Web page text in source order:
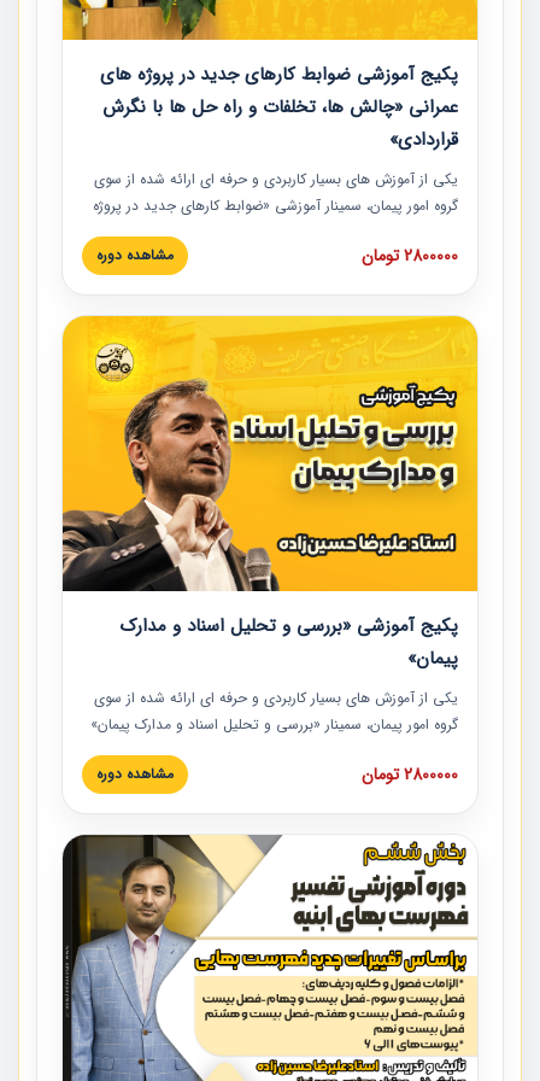
پکیج آموزشی ضوابط کارهای جدید در پروژه های
عمرانی «چالش ها، تخلفات و راه حل ها با نگرش
قراردادی»
یکی از آموزش‏‏‏‏‏‏ های بسیار کاربردی و حرفه‏ ای ارائه شده از سوی
گروه امور پیمان، سمینار آموزشی «ضوابط کارهای جدید در پروژه
های عمرانی» چالش ها، تخلفات و راه حل ها با نگرش قراردادی
است که در محل سندیکای شرکت های ساختمانی کشور ارائه شد.
مدارک پیمان به همراه تجربیات عملی ارائه شده است.
2800000 تومان مشاهده دوره
پکیج آموزشی «بررسی و تحلیل اسناد و مدارک
پیمان»
یکی از آموزش‏‏‏‏‏‏ های بسیار کاربردی و حرفه‏ ای ارائه شده از سوی
گروه امور پیمان، سمینار «بررسی و تحلیل اسناد و مدارک پیمان»
است که در دانشگاه صنعتی شریف ارائه شد. در این آموزش
نکات کلیدی مربوط به اسناد و مدارک پیمان، اولویت بندی اسناد
پیمان به همراه تجربیات عملی در این خصوص ارائه شده است.
2800000 تومان مشاهده دوره